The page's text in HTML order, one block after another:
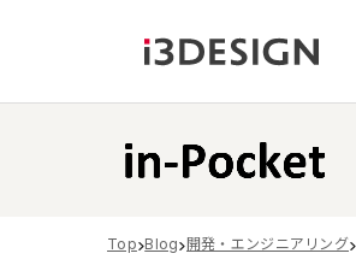
Top Blog 開発・エンジニアリング